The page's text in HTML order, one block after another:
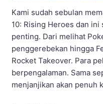
Kami sudah sebulan
10: Rising Heroes dan ini
penting. Dari melihat
penggerebekan hingga
Rocket Takeover. Para
berpengalaman. Sama
menjanjikan akan penuh